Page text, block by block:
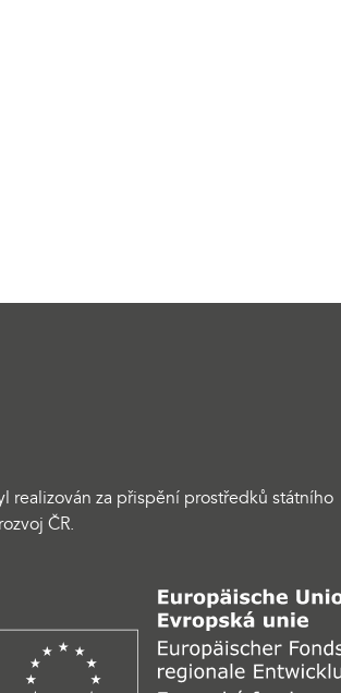
realizován za přispění prostředků státního
ČR.